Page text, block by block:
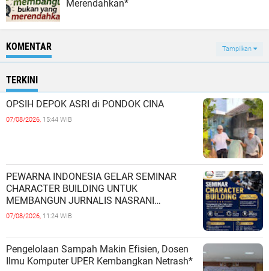
Merendahkan*
KOMENTAR Tampilkan
TERKINI
OPSIH DEPOK ASRI di PONDOK CINA
07/08/2026, 15:44 WIB
PEWARNA INDONESIA GELAR SEMINAR
CHARACTER BUILDING UNTUK
MEMBANGUN JURNALIS NASRANI
BERINTEGRITAS DAN BERDAMPAK*
07/08/2026, 11:24 WIB
Pengelolaan Sampah Makin Efisien, Dosen
Ilmu Komputer UPER Kembangkan Netrash*